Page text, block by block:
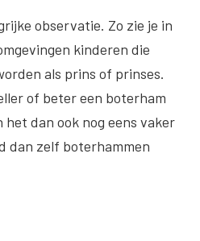
observatie. Zo zie je in
kinderen die
als prins of prinses.
of beter een boterham
dan ook nog eens vaker
dan zelf boterhammen